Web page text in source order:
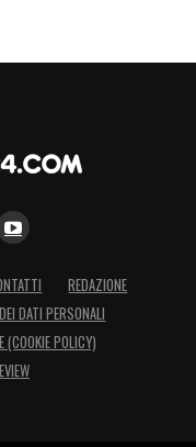
REDAZIONE
DATI PERSONALI
(COOKIE POLICY)